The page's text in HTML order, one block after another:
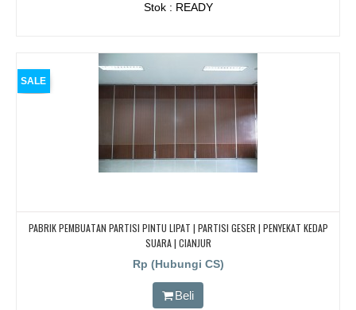
Stok : READY
SALE
PABRIK PEMBUATAN PARTISI PINTU LIPAT | PARTISI GESER | PENYEKAT KEDAP
SUARA | CIANJUR
Rp (Hubungi CS)
Beli